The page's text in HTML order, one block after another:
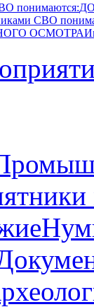
понимаются:
СВО
ОСМОТРА